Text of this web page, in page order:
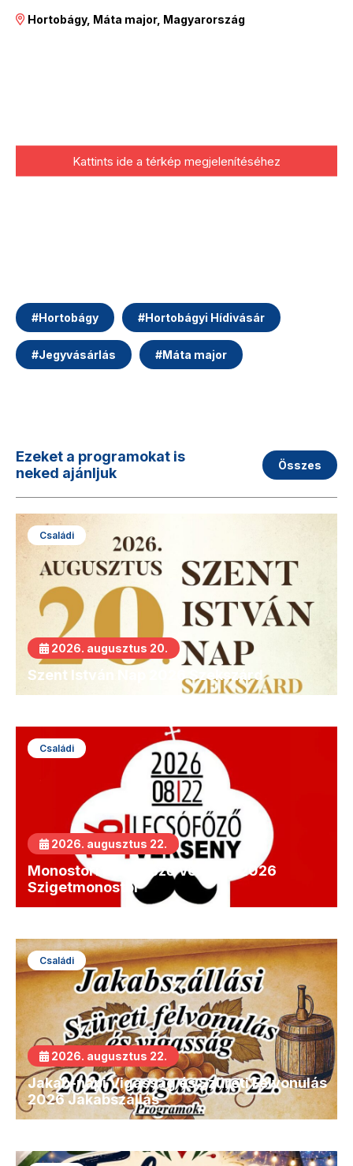
Hortobágy, Máta major, Magyarország
Kattints ide a térkép megjelenítéséhez
#Hortobágy #Hortobágyi Hídivásár
#Jegyvásárlás #Máta major
Ezeket a programokat is
neked ajánljuk
Összes
Családi
2026. augusztus 20.
Szent István Nap 2026 Szekszárd
Családi
2026. augusztus 22.
Monostori Lecsófőző Verseny 2026
Szigetmonostor
Családi
2026. augusztus 22.
Jakab-napi Vigasság és Szüreti Felvonulás
2026 Jakabszállás